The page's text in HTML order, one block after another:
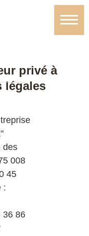
privé à
légales
des
008
45
:
36 86